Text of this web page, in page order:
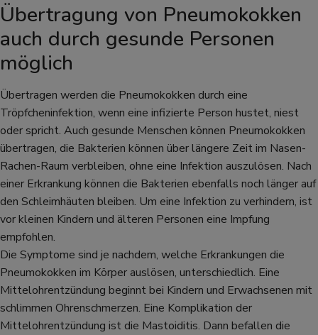
Übertragung von Pneumokokken
auch durch gesunde Personen
möglich
Übertragen werden die Pneumokokken durch eine
Tröpfcheninfektion, wenn eine infizierte Person hustet, niest
oder spricht. Auch gesunde Menschen können Pneumokokken
übertragen, die Bakterien können über längere Zeit im Nasen-
Rachen-Raum verbleiben, ohne eine Infektion auszulösen. Nach
einer Erkrankung können die Bakterien ebenfalls noch länger auf
den Schleimhäuten bleiben. Um eine Infektion zu verhindern, ist
vor kleinen Kindern und älteren Personen eine Impfung
empfohlen.
Die Symptome sind je nachdem, welche Erkrankungen die
Pneumokokken im Körper auslösen, unterschiedlich. Eine
Mittelohrentzündung beginnt bei Kindern und Erwachsenen mit
schlimmen Ohrenschmerzen. Eine Komplikation der
Mittelohrentzündung ist die Mastoiditis. Dann befallen die